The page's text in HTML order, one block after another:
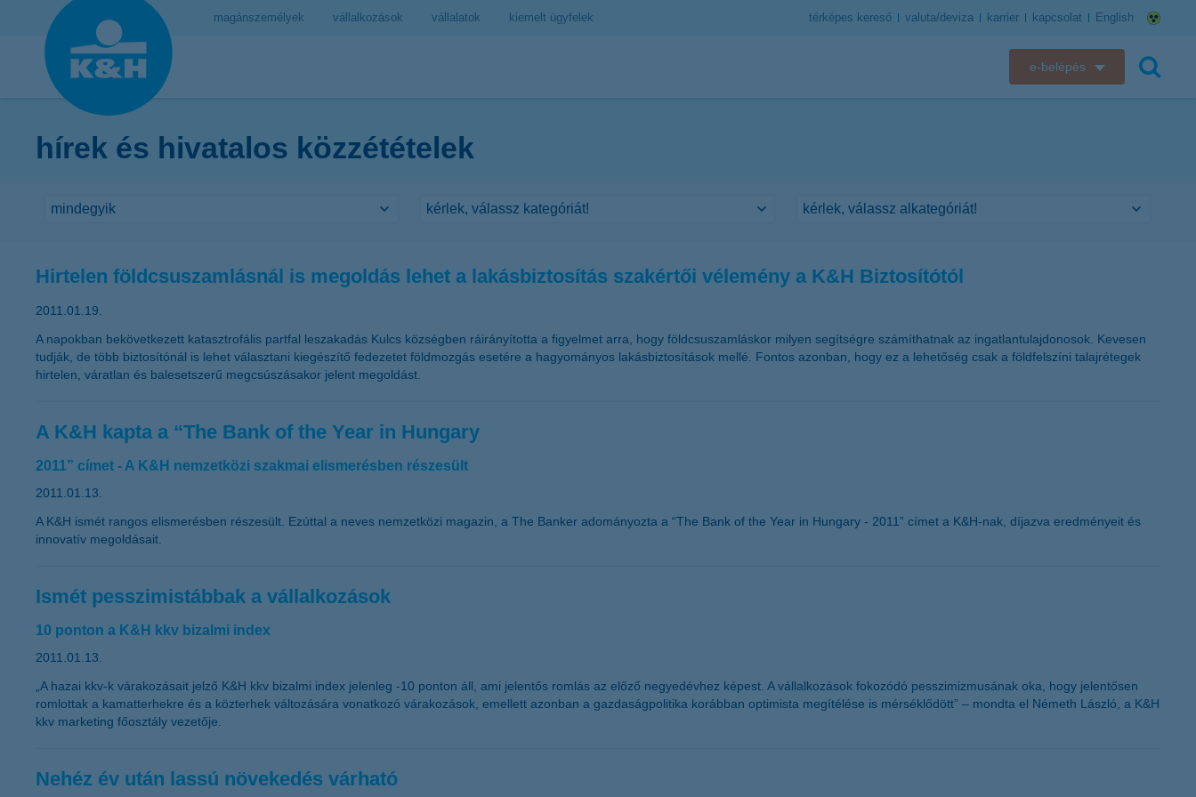
magánszemélyek vállalkozások vállalatok kiemelt ügyfelek térképes kereső valuta/deviza karrier kapcsolat English
e-belépés
hírek és hivatalos közzétételek
Hirtelen földcsuszamlásnál is megoldás lehet a lakásbiztosítás szakértői vélemény a K&H Biztosítótól
2011.01.19.
A napokban bekövetkezett katasztrofális partfal leszakadás Kulcs községben ráirányította a figyelmet arra, hogy földcsuszamláskor milyen segítségre számíthatnak az ingatlantulajdonosok. Kevesen
tudják, de több biztosítónál is lehet választani kiegészítő fedezetet földmozgás esetére a hagyományos lakásbiztosítások mellé. Fontos azonban, hogy ez a lehetőség csak a földfelszíni talajrétegek
hirtelen, váratlan és balesetszerű megcsúszásakor jelent megoldást.
A K&H kapta a “The Bank of the Year in Hungary
2011” címet - A K&H nemzetközi szakmai elismerésben részesült
2011.01.13.
A K&H ismét rangos elismerésben részesült. Ezúttal a neves nemzetközi magazin, a The Banker adományozta a “The Bank of the Year in Hungary - 2011” címet a K&H-nak, díjazva eredményeit és
innovatív megoldásait.
Ismét pesszimistábbak a vállalkozások
10 ponton a K&H kkv bizalmi index
2011.01.13.
„A hazai kkv-k várakozásait jelző K&H kkv bizalmi index jelenleg -10 ponton áll, ami jelentős romlás az előző negyedévhez képest. A vállalkozások fokozódó pesszimizmusának oka, hogy jelentősen
romlottak a kamatterhekre és a közterhek változására vonatkozó várakozások, emellett azonban a gazdaságpolitika korábban optimista megítélése is mérséklődött” – mondta el Németh László, a K&H
kkv marketing főosztály vezetője.
Nehéz év után lassú növekedés várható